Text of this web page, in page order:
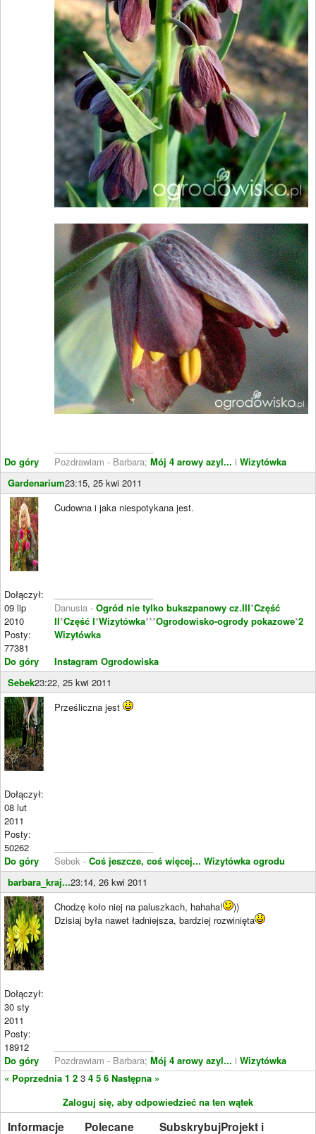
Do góry
Pozdrawiam - Barbara; Mój 4 arowy azyl... i Wizytówka
Gardenarium23:15, 25 kwi 2011
Dołączył:
09 lip
2010
Posty:
77381
Do góry
Cudowna i jaka niespotykana jest.
Danusia - Ogród nie tylko bukszpanowy cz.III*Część
II*Część I*Wizytówka***Ogrodowisko-ogrody pokazowe*2
Wizytówka
Instagram Ogrodowiska
Sebek23:22, 25 kwi 2011
Dołączył:
08 lut
2011
Posty:
50262
Do góry
Prześliczna jest
Sebek - Coś jeszcze, coś więcej... Wizytówka ogrodu
barbara_kraj...23:14, 26 kwi 2011
Dołączył:
30 sty
2011
Posty:
18912
Do góry
Chodzę koło niej na paluszkach, hahaha!
))
Dzisiaj była nawet ładniejsza, bardziej rozwinięta
Pozdrawiam - Barbara; Mój 4 arowy azyl... i Wizytówka
« Poprzednia 1 2 3 4 5 6 Następna »
Zaloguj się, aby odpowiedzieć na ten wątek
Informacje Polecane SubskrybujProjekt i